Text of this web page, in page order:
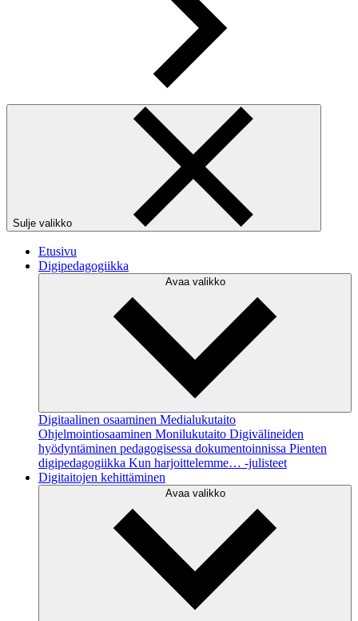
Sulje valikko
Etusivu
Digipedagogiikka
Avaa valikko
Digitaalinen osaaminen Medialukutaito
Ohjelmointiosaaminen Monilukutaito Digivälineiden
hyödyntäminen pedagogisessa dokumentoinnissa Pienten
digipedagogiikka Kun harjoittelemme… -julisteet
Digitaitojen kehittäminen
Avaa valikko